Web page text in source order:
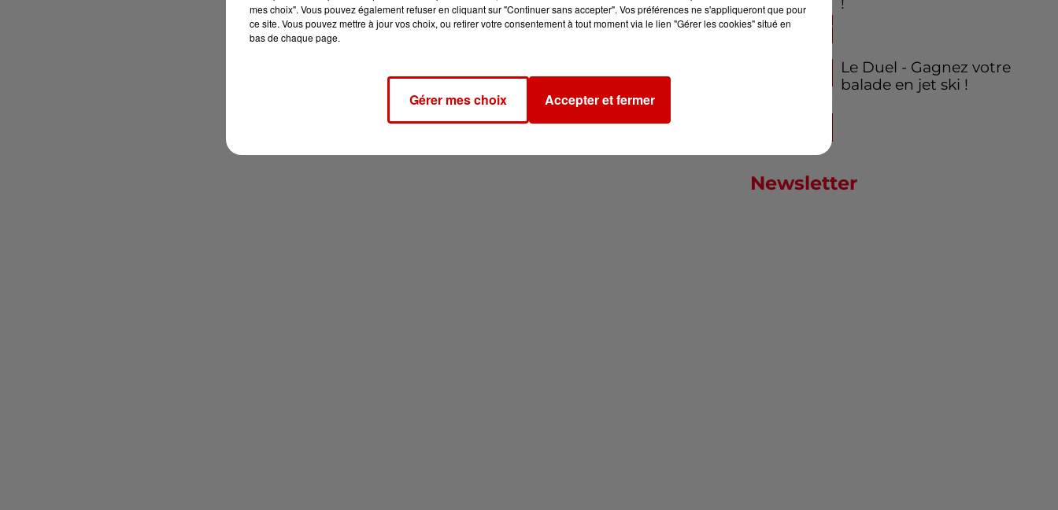
Le Duel - Gagnez votre
balade en jet ski !
Newsletter
mes choix". Vous pouvez également refuser en cliquant sur "Continuer sans accepter". Vos préférences ne s'appliqueront que pour
ce site. Vous pouvez mettre à jour vos choix, ou retirer votre consentement à tout moment via le lien "Gérer les cookies" situé en
bas de chaque page.
Gérer mes choix Accepter et fermer